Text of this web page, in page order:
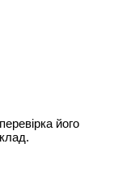
його